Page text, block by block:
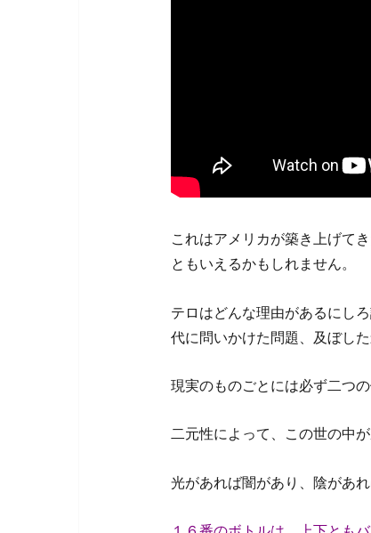
これはアメリカが築き上げて
ともいえるかもしれません。
テロはどんな理由があるにし
代に問いかけた問題、及ぼし
現実のものごとには必ず二つの
二元性によって、この世の中
光があれば闇があり、陰があ